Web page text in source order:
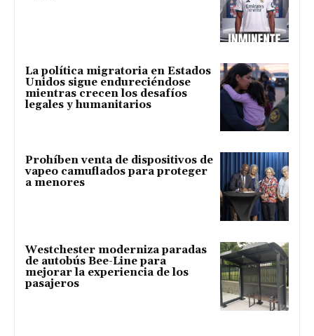
La política migratoria en Estados
Unidos sigue endureciéndose
mientras crecen los desafíos
legales y humanitarios
Prohíben venta de dispositivos de
vapeo camuflados para proteger
a menores
Westchester moderniza paradas
de autobús Bee-Line para
mejorar la experiencia de los
pasajeros